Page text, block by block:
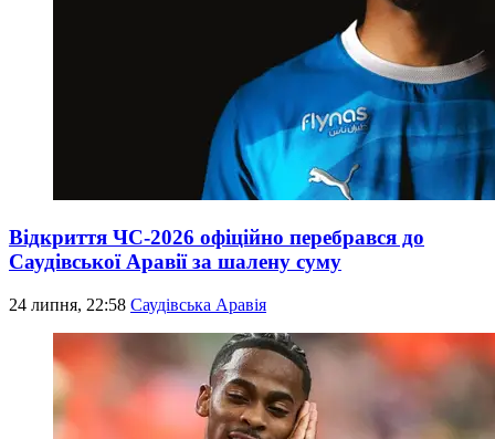
Відкриття ЧС-2026 офіційно перебрався до
Саудівської Аравії за шалену суму
24 липня, 22:58 Саудівська Аравія